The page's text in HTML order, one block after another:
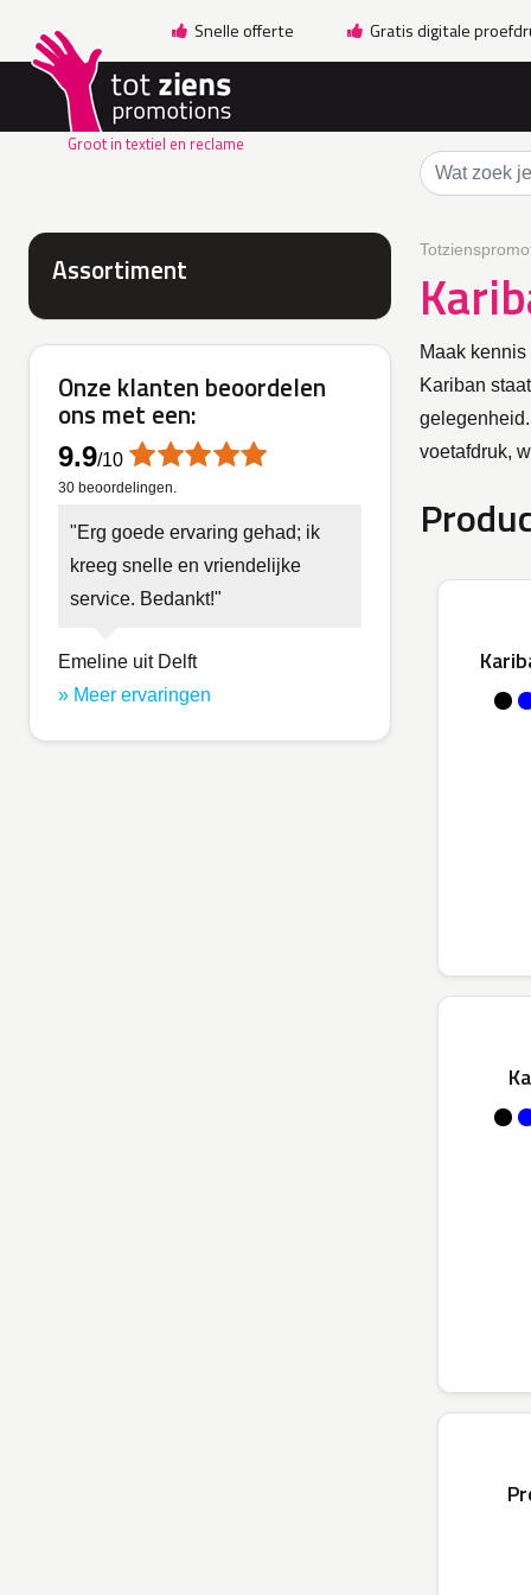
Snelle offerte Gratis digitale
Groot in textiel en reclame
Assortiment
Onze klanten beoordelen
ons met een:
9.9/10
30 beoordelingen.
Erg goede ervaring gehad; ik
kreeg snelle en vriendelijke
service. Bedankt!
Emeline uit Delft
» Meer ervaringen
Maak
Kariban
voetafdruk,